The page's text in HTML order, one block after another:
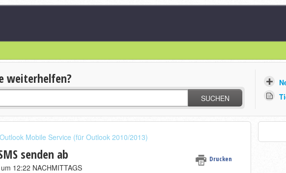
weiterhelfen?
SUCHEN
Outlook Mobile Service (für Outlook 2010/2013)
senden ab Drucken
12:22 NACHMITTAGS